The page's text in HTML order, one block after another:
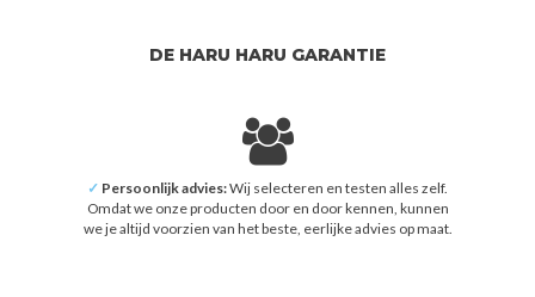
DE HARU HARU GARANTIE
✓ Persoonlijk advies:Wij selecteren en testen alles zelf.
Omdat we onze producten door en door kennen, kunnen
we je altijd voorzien van het beste, eerlijke advies op maat.